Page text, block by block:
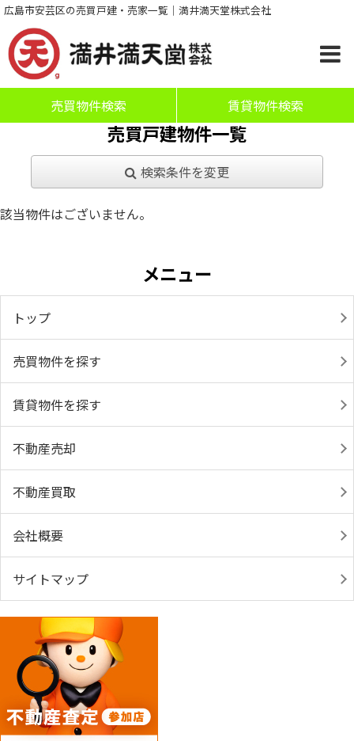
広島市安芸区の売買戸建・売家一覧｜満井満天堂株式会社
売買物件検索 賃貸物件検索
売買戸建物件一覧
検索条件を変更
該当物件はございません。
メニュー
トップ
売買物件を探す
賃貸物件を探す
不動産売却
不動産買取
会社概要
サイトマップ